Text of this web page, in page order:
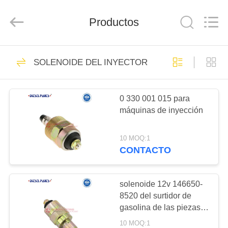
HOGAR
PRODUCTOS
SOBRE
NOSOTROS
VIAJE
FÁBRICA
Rights
Reserved.
ECER
Carril común
317
inyector común del
carril
154
Productos
SOLENOIDE DEL INYECTOR
0 330 001 015 para
máquinas de inyección
10 MOQ:1
CONTACTO
solenoide 12v 146650-
8520 del surtidor de
gasolina de las piezas
del motor diesel para las
10 MOQ:1